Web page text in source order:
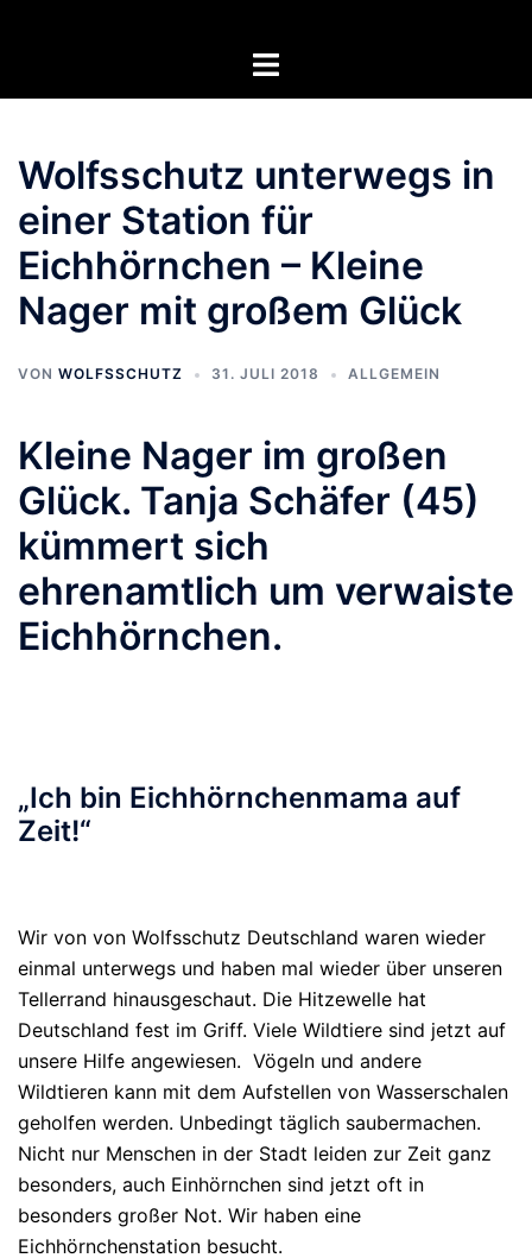
Menü
Wolfsschutz unterwegs in
einer Station für
Eichhörnchen – Kleine
Nager mit großem Glück
VON WOLFSSCHUTZ 31. JULI 2018 ALLGEMEIN
Kleine Nager im großen
Glück. Tanja Schäfer (45)
kümmert sich
ehrenamtlich um verwaiste
Eichhörnchen.
„Ich bin Eichhörnchenmama auf
Zeit!“
Wir von von Wolfsschutz Deutschland waren wieder
einmal unterwegs und haben mal wieder über unseren
Tellerrand hinausgeschaut. Die Hitzewelle hat
Deutschland fest im Griff. Viele Wildtiere sind jetzt auf
unsere Hilfe angewiesen. Vögeln und andere
Wildtieren kann mit dem Aufstellen von Wasserschalen
geholfen werden. Unbedingt täglich saubermachen.
Nicht nur Menschen in der Stadt leiden zur Zeit ganz
besonders, auch Einhörnchen sind jetzt oft in
besonders großer Not. Wir haben eine
Eichhörnchenstation besucht.